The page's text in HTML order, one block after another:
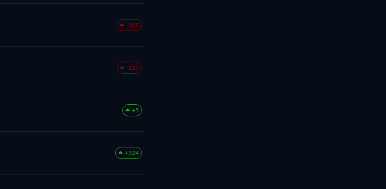
-108
-125
+5
+524